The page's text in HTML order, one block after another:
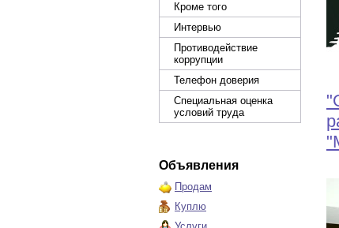
Кроме того
Интервью
Противодействие
коррупции
Телефон доверия
Специальная оценка
условий труда
Объявления
Продам
Куплю